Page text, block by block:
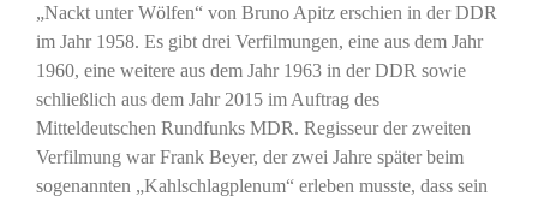
„Nackt unter Wölfen“ von Bruno Apitz erschien in der DDR
im Jahr 1958. Es gibt drei Verfilmungen, eine aus dem Jahr
1960, eine weitere aus dem Jahr 1963 in der DDR sowie
schließlich aus dem Jahr 2015 im Auftrag des
Mitteldeutschen Rundfunks MDR. Regisseur der zweiten
Verfilmung war Frank Beyer, der zwei Jahre später beim
sogenannten „Kahlschlagplenum“ erleben musste, dass sein